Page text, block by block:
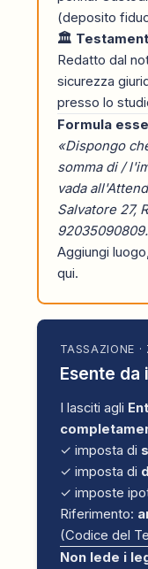
(deposito
🏛️
Redatto dal
sicurezza
presso lo
Formula
«Dispongo
somma di /
vada
Salvatore 27,
Aggiungi
qui.
TASSAZIONE ·
Esente da
I lasciti agli
✓ imposta di
✓ imposta di
✓ imposte
Riferimento:
(Codice del
Non lede i